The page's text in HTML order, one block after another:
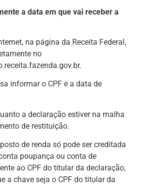
a data em que vai receber a
na página da Receita Federal,
no
informar o CPF e a data de
a declaração estiver na malha
de restituição.
de renda só pode ser creditada
poupança ou conta de
ao CPF do titular da declaração,
a chave seja o CPF do titular da